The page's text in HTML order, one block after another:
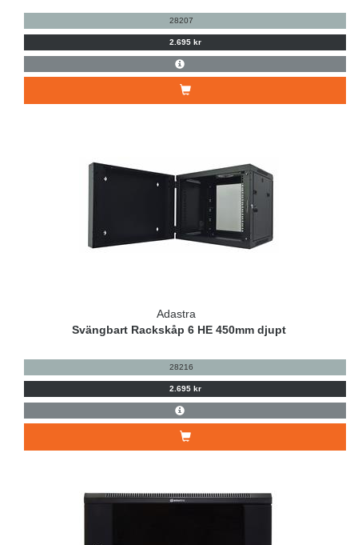
28207
2.695 kr
Adastra
Svängbart Rackskåp 6 HE 450mm djupt
28216
2.695 kr